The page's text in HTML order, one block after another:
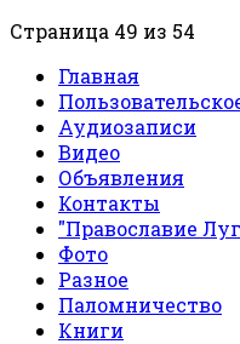
Страница 49 из 54
Главная
Аудиозаписи
Видео
Объявления
Контакты
"Православие
Фото
Разное
Паломничество
Книги